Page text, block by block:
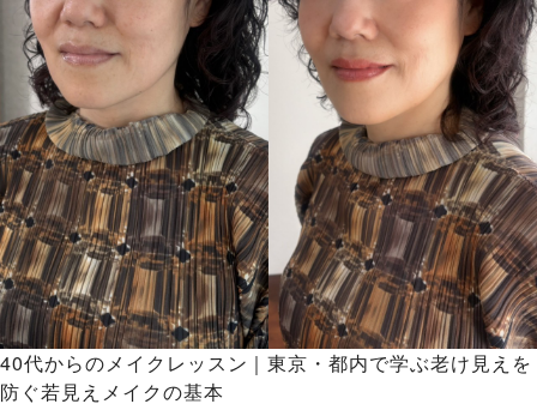
40代からのメイクレッスン｜東京・都内で学ぶ老け見えを
防ぐ若見えメイクの基本